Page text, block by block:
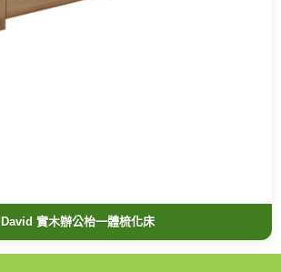
David 實木辦公枱一體梳化床